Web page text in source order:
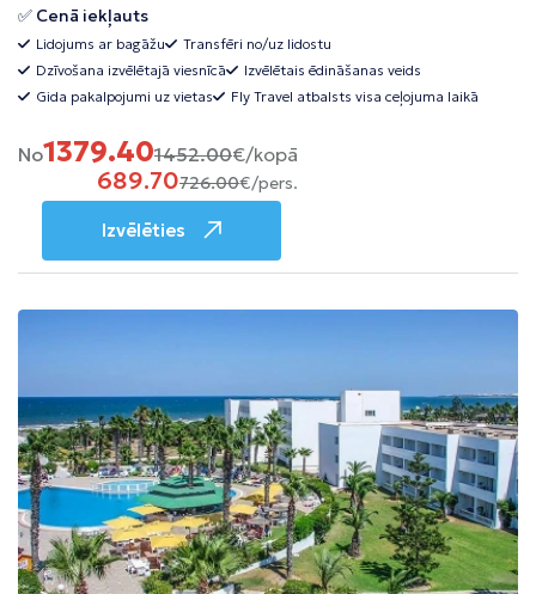
✅ Cenā iekļauts
Lidojums ar bagāžu
Transfēri no/uz lidostu
Dzīvošana izvēlētajā viesnīcā
Izvēlētais ēdināšanas veids
Gida pakalpojumi uz vietas
Fly Travel atbalsts visa ceļojuma laikā
No1379.401452.00€/kopā
689.70726.00€/pers.
Izvēlēties